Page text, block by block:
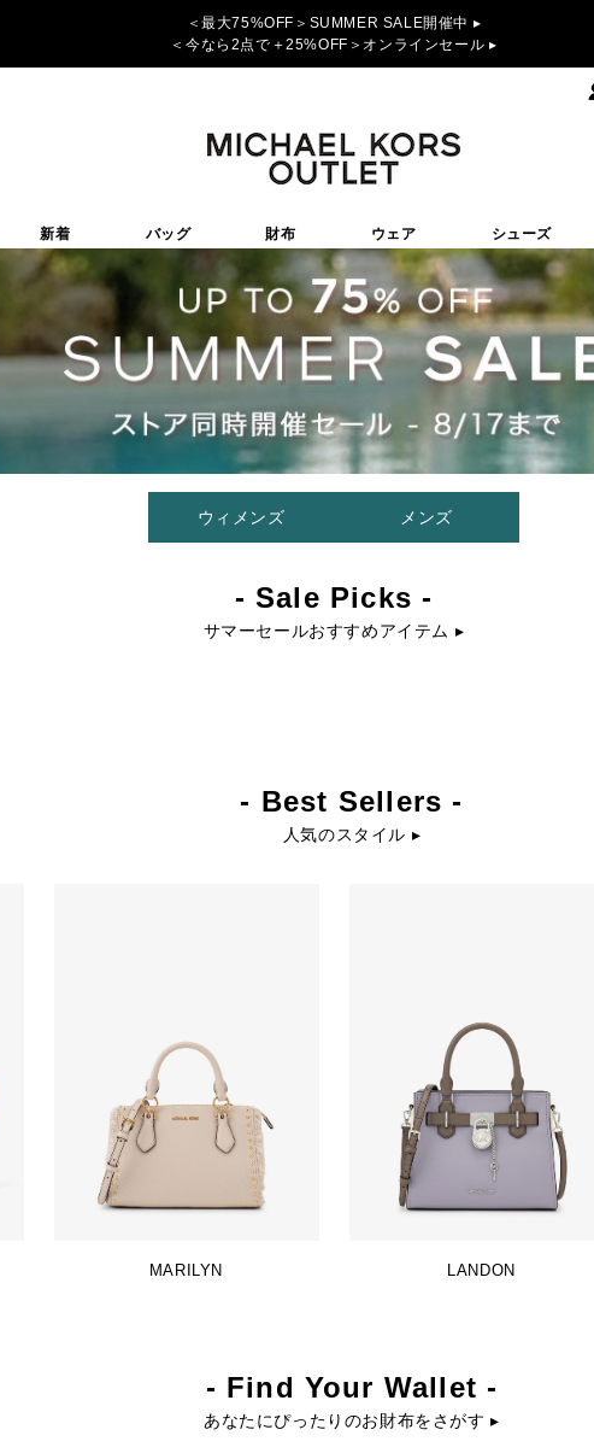
＜最大75%OFF＞SUMMER SALE開催中 ▸
＜今なら2点で＋25%OFF＞オンラインセール ▸
新着 バッグ 財布 ウェア シューズ
ウィメンズ メンズ
- Sale Picks -
サマーセールおすすめアイテム ▸
- Best Sellers -
人気のスタイル ▸
MARILYN LANDON
- Find Your Wallet -
あなたにぴったりのお財布をさがす ▸